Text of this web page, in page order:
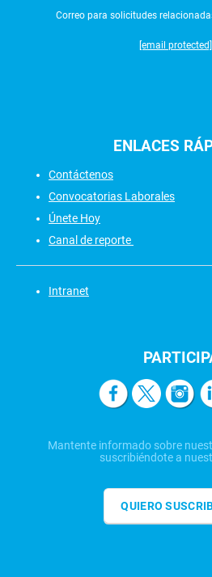
Correo para solicitudes
[email protected]
ENLACES
Contáctenos
Convocatorias Laborales
Únete Hoy
Canal de reporte
Intranet
Mantente informado sobre
suscribiéndote a
QUIERO